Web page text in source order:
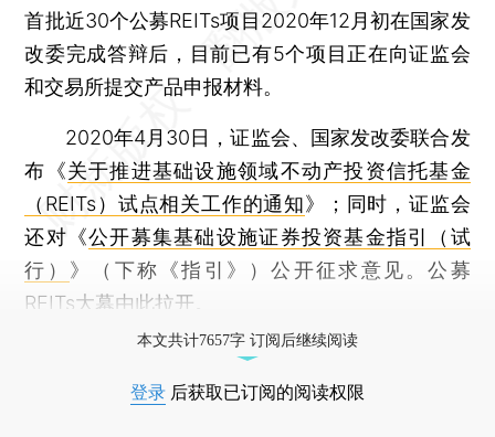
首批近30个公募REITs项目2020年12月初在国家发
改委完成答辩后，目前已有5个项目正在向证监会
和交易所提交产品申报材料。
2020年4月30日，证监会、国家发改委联合发
布《关于推进基础设施领域不动产投资信托基金
（REITs）试点相关工作的通知》；同时，证监会
还对《公开募集基础设施证券投资基金指引（试
行） 》（下称《指引》）公开征求意见。公募
REITs大幕由此拉开。
本文共计7657字 订阅后继续阅读
登录 后获取已订阅的阅读权限